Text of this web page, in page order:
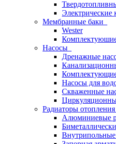
Электрические
Мембранные баки
Wester
Насосы
Дренажные
Насосы для
Скваженные
Радиаторы отопления
Алюминиевые